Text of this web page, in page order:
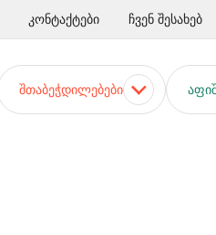
კონტაქტები ჩვენ შესახებ
ᲨᲗᲐᲑᲔᲭᲓᲘᲚᲔᲑᲔᲑᲘ